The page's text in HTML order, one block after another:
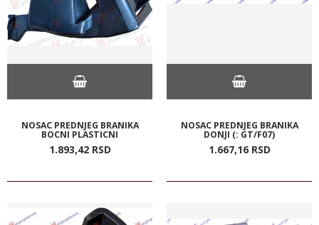
NOSAC PREDNJEG BRANIKA
BOCNI PLASTICNI
1.893,42 RSD
NOSAC PREDNJEG BRANIKA
DONJI (: GT/F07)
1.667,16 RSD